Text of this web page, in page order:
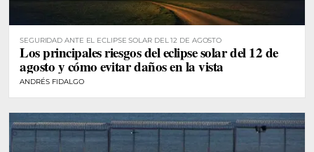
SEGURIDAD ANTE EL ECLIPSE SOLAR DEL 12 DE AGOSTO
Los principales riesgos del eclipse solar del 12 de
agosto y cómo evitar daños en la vista
ANDRÉS FIDALGO